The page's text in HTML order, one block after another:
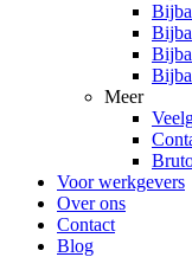
Meer
Voor werkgevers
Over ons
Contact
Blog